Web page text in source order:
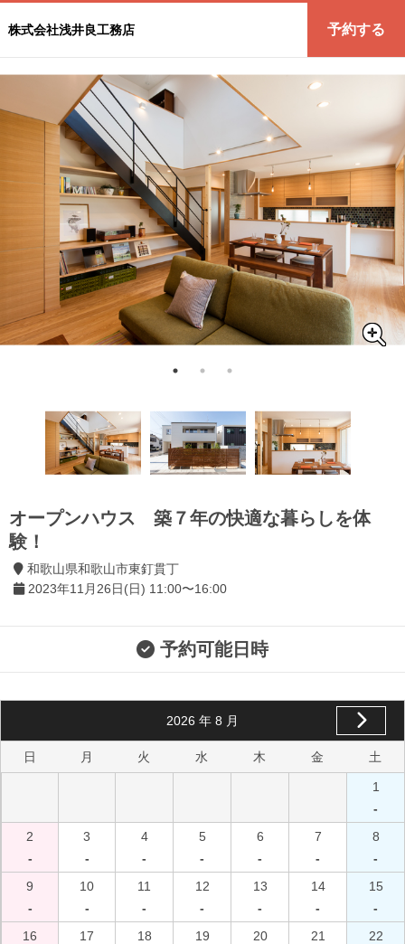
株式会社浅井良工務店 予約する
オープンハウス 築７年の快適な暮らしを体
験！
和歌山県和歌山市東釘貫丁
2023年11月26日(日) 11:00〜16:00
予約可能日時
2026 年 8 月
日 月 火 水 木 金 土
1
-
2
-
3
-
4
-
5
-
6
-
7
-
8
-
9
-
10
-
11
-
12
-
13
-
14
-
15
-
16
17
18
19
20
21
22